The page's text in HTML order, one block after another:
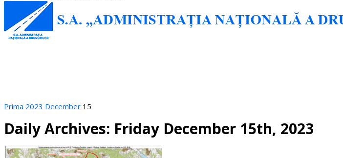
Prima 2023 December 15
Daily Archives: Friday December 15th, 2023